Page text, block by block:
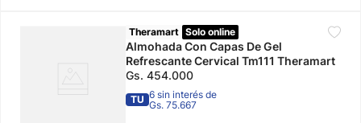
Theramart Solo online
Almohada Con Capas De Gel
Refrescante Cervical Tm111 Theramart
Gs. 454.000
TU 6 sin interés de
Gs. 75.667